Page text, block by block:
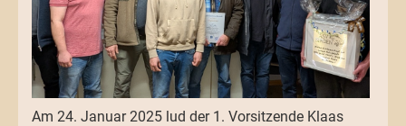
Am 24. Januar 2025 lud der 1. Vorsitzende Klaas